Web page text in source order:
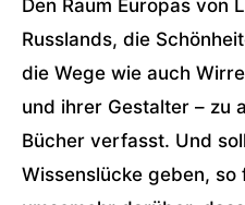
Den Raum Europas von
Russlands, die
die Wege wie auch
und ihrer Gestalter – zu
Bücher verfasst. Und
Wissenslücke geben,